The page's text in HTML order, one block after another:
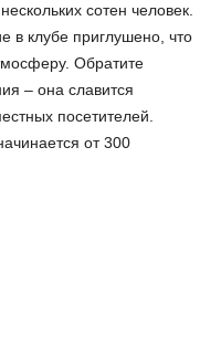
сотен человек.
в клубе приглушено, что
Обратите
– она славится
посетителей.
от 300